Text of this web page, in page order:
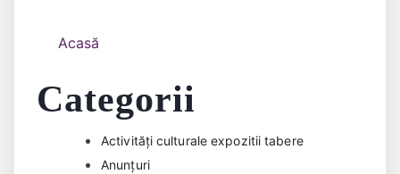
Acasă
Categorii
Activități culturale expozitii tabere
Anunțuri